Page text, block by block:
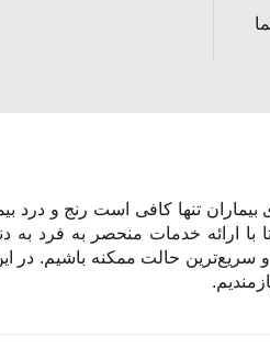
تنها کافی است رنج و درد
با ارائه خدمات منحصر به فرد به
سریع‌ترین حالت ممکنه باشیم. در